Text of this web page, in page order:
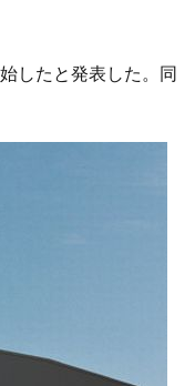
したと発表した。同